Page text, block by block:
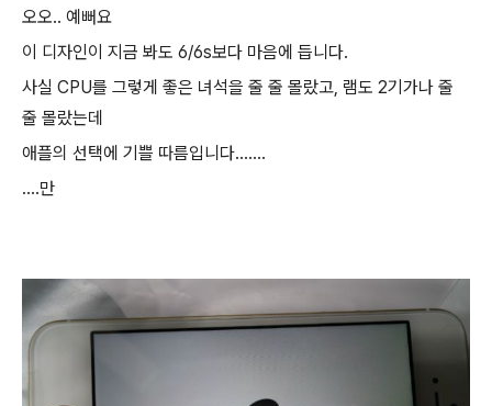
오오.. 예뻐요
이 디자인이 지금 봐도 6/6s보다 마음에 듭니다.
사실 CPU를 그렇게 좋은 녀석을 줄 줄 몰랐고, 램도 2기가나 줄
줄 몰랐는데
애플의 선택에 기쁠 따름입니다.......
....만